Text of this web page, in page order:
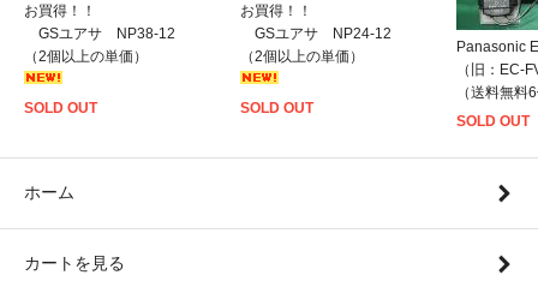
お買得！！
GSユアサ NP38-12
（2個以上の単価）
SOLD OUT
お買得！！
GSユアサ NP24-12
（2個以上の単価）
SOLD OUT
Panasonic
（旧：EC-
（送料無料
SOLD OUT
ホーム
カートを見る